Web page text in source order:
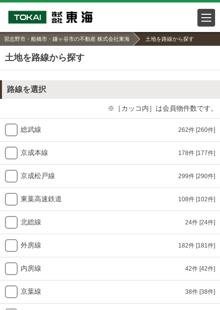
習志野市・船橋市・鎌ヶ谷市の不動産 株式会社東海 土地を路線から探す
土地を路線から探す
路線を選択
※［カッコ内］は会員物件数です。
総武線 262件 [260件]
京成本線 178件 [177件]
京成松戸線 299件 [290件]
東葉高速鉄道 108件 [102件]
北総線 24件 [24件]
外房線 182件 [181件]
内房線 42件 [42件]
京葉線 38件 [38件]